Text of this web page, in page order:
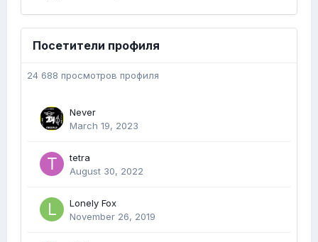
Посетители профиля
24 688 просмотров профиля
Never
March 19, 2023
tetra
August 30, 2022
Lonely Fox
November 26, 2019